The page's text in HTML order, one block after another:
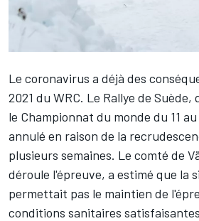
Le coronavirus a déjà des
2021 du WRC. Le Rallye de
le Championnat du monde du 11
annulé en raison de la
plusieurs semaines. Le comté de
déroule l'épreuve, a estimé que la
permettait pas le maintien de
conditions sanitaires